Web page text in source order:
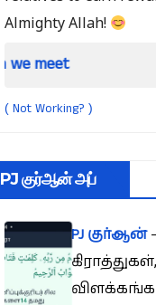
Almighty Allah!
ZAKAAH (In
( Not Working? )
PJ குர்ஆன் அப்
PJ குர்ஆன்
கிராத்துகள்,